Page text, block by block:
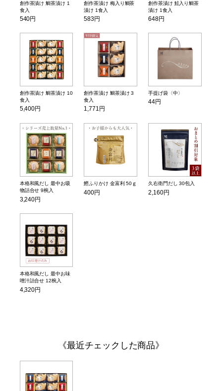
創作茶漬け 鯛茶漬け 1
食入
540円
創作茶漬け 梅入り鯛茶
漬け 1食入
583円
創作茶漬け 鮭入り鯛茶
漬け 1食入
648円
創作茶漬け 鯛茶漬け 10
食入
5,400円
創作茶漬け 鯛茶漬け 3
食入
1,771円
手提げ袋〈中〉
44円
本格和風だし 最中お吸
物詰合せ 9椀入
3,240円
鰹ふりかけ 金富利 50ｇ
400円
久右衛門だし 30包入
2,160円
本格和風だし 最中お味
噌汁詰合せ 12椀入
4,320円
最近チェックした商品